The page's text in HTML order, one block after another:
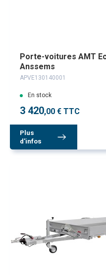
Porte-voitures AMT
Anssems
APVE130140001
En stock
3 420,00 € TTC
Plus
d'infos